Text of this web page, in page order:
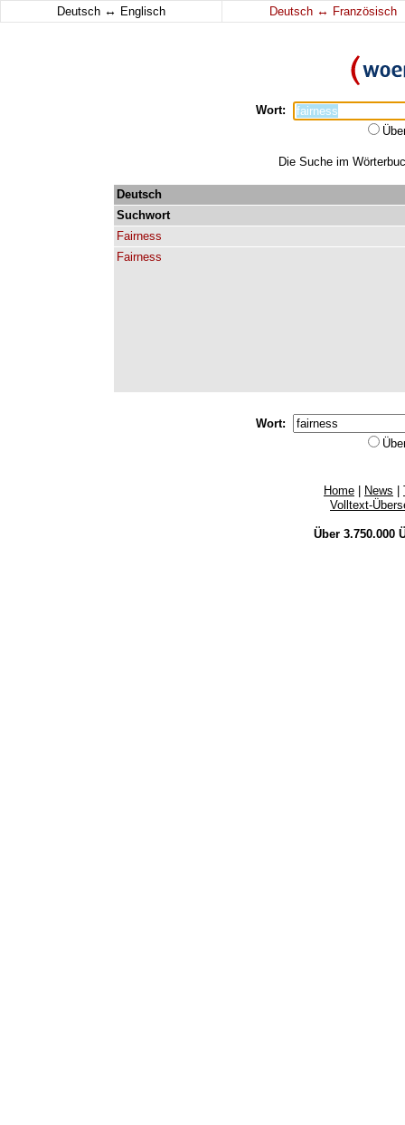
Deutsch ↔ Englisch Deutsch ↔ Französisch
Wort:
Die Suche im
Deutsch
Suchwort
Fairness
Fairness
Wort:
Home News
Volltext-
Über 3.750.000